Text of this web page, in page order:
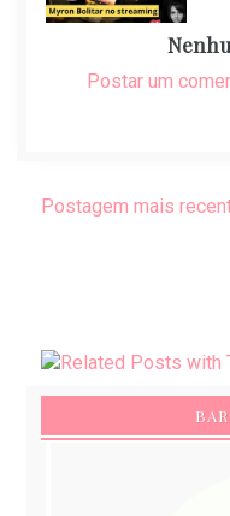
Postar um
Postagem mais